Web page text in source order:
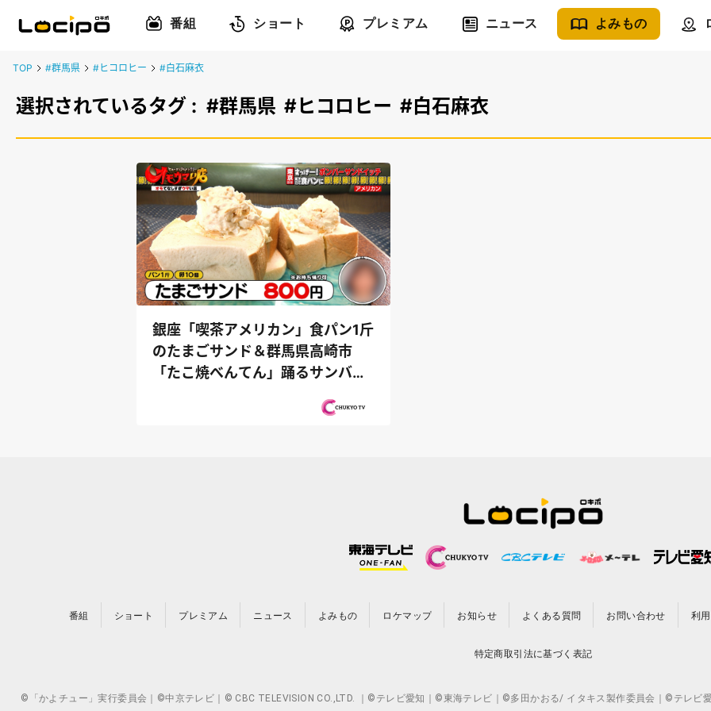
番組 ショート プレミアム ニュース よみもの
TOP #群馬県 #ヒコロヒー #白石麻衣
選択されているタグ : #群馬県 #ヒコロヒー #白石麻衣
銀座「喫茶アメリカン」食パン1斤
のたまごサンド＆群馬県高崎市
「たこ焼べんてん」踊るサンバ店
番組 ショート プレミアム ニュース よみもの ロケマップ お知らせ よくある質問 お問い合わせ 利
特定商取引法に基づく表記
©「かよチュー」実行委員会｜©中京テレビ｜© CBC TELEVISION CO.,LTD. ｜©テレビ愛知｜©東海テレビ｜©多田かおる/ イタキス製作委員会｜©テレビ